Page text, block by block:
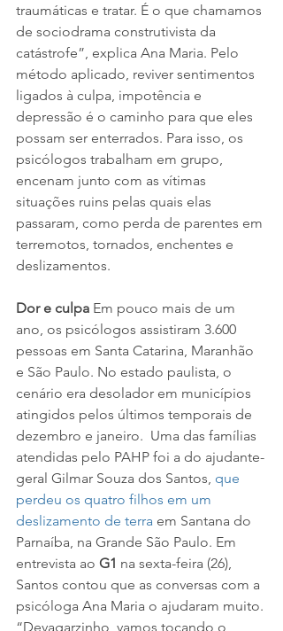
traumáticas e tratar. É o que chamamos
de sociodrama construtivista da
catástrofe”, explica Ana Maria. Pelo
método aplicado, reviver sentimentos
ligados à culpa, impotência e
depressão é o caminho para que eles
possam ser enterrados. Para isso, os
psicólogos trabalham em grupo,
encenam junto com as vítimas
situações ruins pelas quais elas
passaram, como perda de parentes em
terremotos, tornados, enchentes e
deslizamentos.
Dor e culpa Em pouco mais de um
ano, os psicólogos assistiram 3.600
pessoas em Santa Catarina, Maranhão
e São Paulo. No estado paulista, o
cenário era desolador em municípios
atingidos pelos últimos temporais de
dezembro e janeiro.  Uma das famílias
atendidas pelo PAHP foi a do ajudante-
geral Gilmar Souza dos Santos, que
perdeu os quatro filhos em um
deslizamento de terra em Santana do
Parnaíba, na Grande São Paulo. Em
entrevista ao G1 na sexta-feira (26),
Santos contou que as conversas com a
psicóloga Ana Maria o ajudaram muito.
“Devagarzinho, vamos tocando o